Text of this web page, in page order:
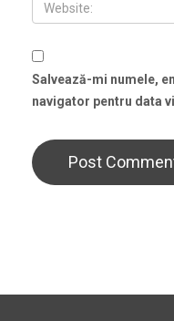
Salvează-mi numele,
navigator pentru data